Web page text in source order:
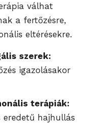
válhat
a fertőzésre,
eltérésekre.
szerek:
igazolásakor
terápiák:
hajhullás